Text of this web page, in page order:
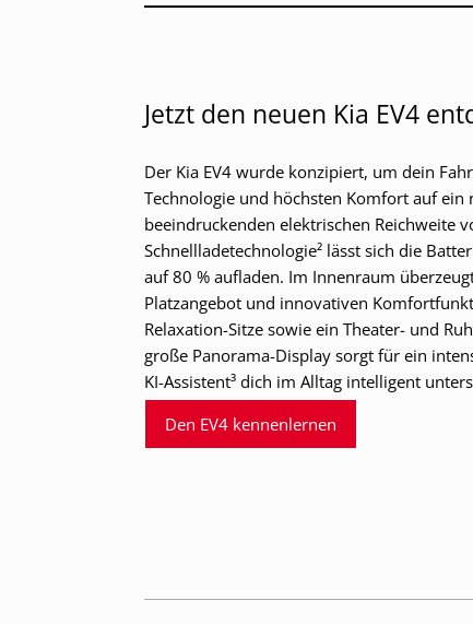
Jetzt den neuen Kia EV4
Der Kia EV4 wurde konzipiert, um dein
Technologie und höchsten Komfort auf ein
beeindruckenden elektrischen Reichweite
Schnellladetechnologie² lässt sich die
auf 80 % aufladen. Im Innenraum
Platzangebot und innovativen
Relaxation-Sitze sowie ein Theater- und
große Panorama-Display sorgt für ein
KI-Assistent³ dich im Alltag intelligent
Den EV4 kennenlernen